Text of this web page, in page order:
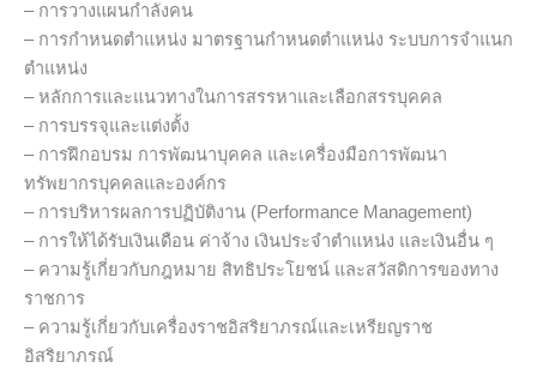
– การวางแผนกำลังคน
– การกำหนดตำแหน่ง มาตรฐานกำหนดตำแหน่ง ระบบการจำแนก
ตำแหน่ง
– หลักการและแนวทางในการสรรหาและเลือกสรรบุคคล
– การบรรจุและแต่งตั้ง
– การฝึกอบรม การพัฒนาบุคคล และเครื่องมือการพัฒนา
ทรัพยากรบุคคลและองค์กร
– การบริหารผลการปฏิบัติงาน (Performance Management)
– การให้ได้รับเงินเดือน ค่าจ้าง เงินประจำตำแหน่ง และเงินอื่น ๆ
– ความรู้เกี่ยวกับกฎหมาย สิทธิประโยชน์ และสวัสดิการของทาง
ราชการ
– ความรู้เกี่ยวกับเครื่องราชอิสริยาภรณ์และเหรียญราช
อิสริยาภรณ์